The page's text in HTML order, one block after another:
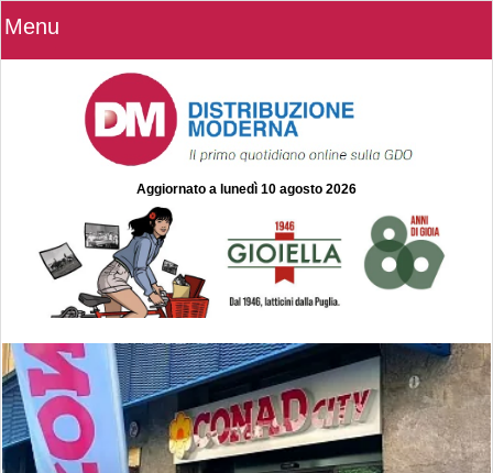
Menu
Aggiornato a lunedì 10 agosto 2026